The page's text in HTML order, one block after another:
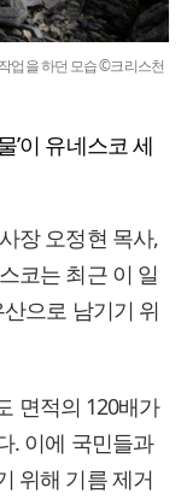
업을 하던 모습 ©크리스천
’이 유네스코 세
장 오정현 목사,
코는 최근 이 일
으로 남기기 위
면적의 120배가
. 이에 국민들과
위해 기름 제거